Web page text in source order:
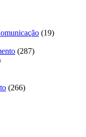
(19)
(287)
(266)